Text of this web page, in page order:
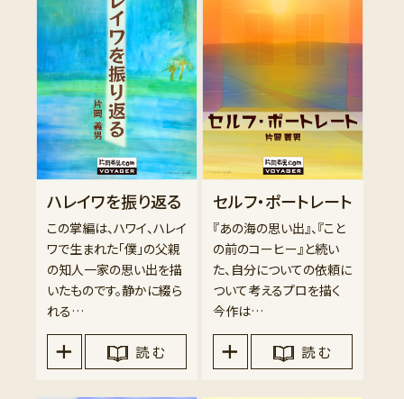
ハレイワを振り返る
この掌編は、ハワイ、ハレイ
ワで生まれた「僕」の父親
の知人一家の思い出を描
いたものです。静かに綴ら
れる…
読 む
セルフ・ポートレート
『あの海の思い出』、『こと
の前のコーヒー』と続い
た、自分についての依頼に
ついて考えるプロを描く
今作は…
読 む